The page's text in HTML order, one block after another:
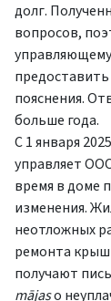
долг.
вопросов,
пояснения.
больше года.
С 1 января
управляет
время в доме
изменения.
неотложных
ремонта
получают
mājasо